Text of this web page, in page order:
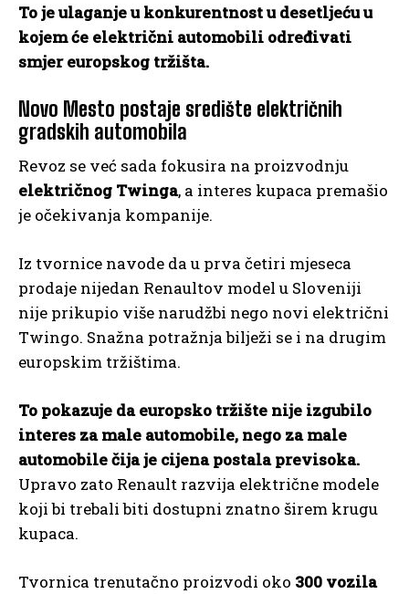
To je ulaganje u konkurentnost u desetljeću u
kojem će električni automobili određivati
smjer europskog tržišta.
Novo Mesto postaje središte električnih
gradskih automobila
Revoz se već sada fokusira na proizvodnju
električnog Twinga, a interes kupaca premašio
je očekivanja kompanije.
Iz tvornice navode da u prva četiri mjeseca
prodaje nijedan Renaultov model u Sloveniji
nije prikupio više narudžbi nego novi električni
Twingo. Snažna potražnja bilježi se i na drugim
europskim tržištima.
To pokazuje da europsko tržište nije izgubilo
interes za male automobile, nego za male
automobile čija je cijena postala previsoka.
Upravo zato Renault razvija električne modele
koji bi trebali biti dostupni znatno širem krugu
kupaca.
Tvornica trenutačno proizvodi oko 300 vozila